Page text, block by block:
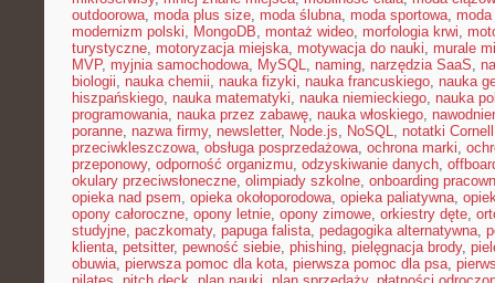
outdoorowa, moda plus size, moda ślubna, moda sportowa,
modernizm polski, MongoDB, montaż wideo, morfologia krwi,
turystyczne, motoryzacja miejska, motywacja do nauki, murale
MVP, myjnia samochodowa, MySQL, naming, narzędzia SaaS,
biologii, nauka chemii, nauka fizyki, nauka francuskiego, nauka
hiszpańskiego, nauka matematyki, nauka niemieckiego, nauka
programowania, nauka przez zabawę, nauka włoskiego,
poranne, nazwa firmy, newsletter, Node.js, NoSQL, notatki Cornell
przeciwkleszczowa, obsługa posprzedażowa, ochrona marki,
przeponowy, odporność organizmu, odzyskiwanie danych,
okulary przeciwsłoneczne, olimpiady szkolne, onboarding
opieka nad psem, opieka okołoporodowa, opieka paliatywna,
opony całoroczne, opony letnie, opony zimowe, orkiestry dęte,
studyjne, paczkomaty, papuga falista, pedagogika alternatywna,
klienta, petsitter, pewność siebie, phishing, pielęgnacja brody,
obuwia, pierwsza pomoc dla kota, pierwsza pomoc dla psa,